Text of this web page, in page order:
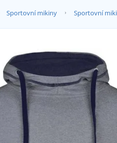
Sportovní mikiny Sportovní